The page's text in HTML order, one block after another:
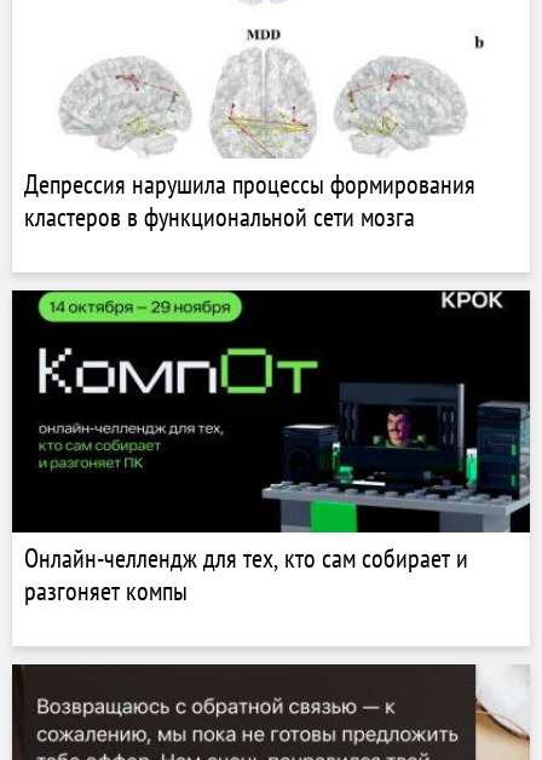
Депрессия нарушила процессы формирования
кластеров в функциональной сети мозга
Онлайн-челлендж для тех, кто сам собирает и
разгоняет компы